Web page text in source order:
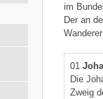
im
Der an
01
Die
Zweig